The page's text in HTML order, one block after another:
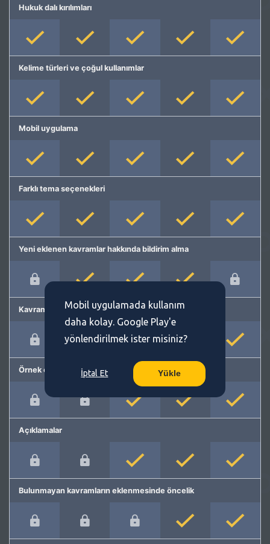
Hukuk dalı kırılımları
Kelime türleri ve çoğul kullanımlar
Mobil uygulama
Farklı tema seçenekleri
Yeni eklenen kavramlar hakkında bildirim alma
Kavram önerme
Örnek cümleler
Açıklamalar
Bulunmayan kavramların eklenmesinde öncelik
Mobil uygulamada kullanım
daha kolay. Google Play'e
yönlendirilmek ister misiniz?
İptal Et Yükle